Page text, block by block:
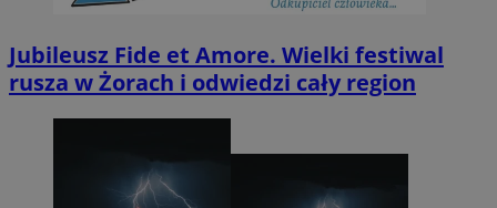
Jubileusz Fide et Amore. Wielki festiwal
rusza w Żorach i odwiedzi cały region